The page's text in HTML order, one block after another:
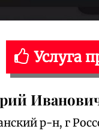
Услуга
р-н, г